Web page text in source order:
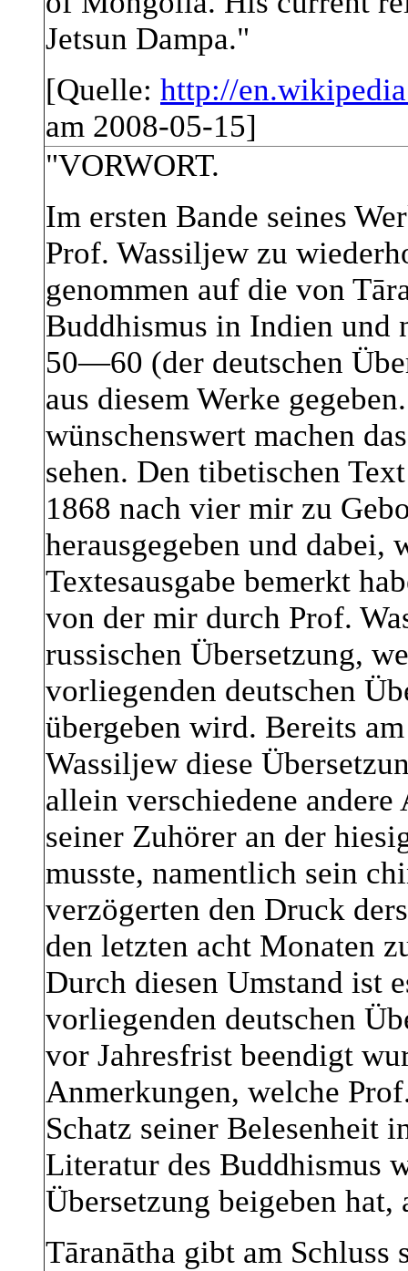
Jetsun Dampa."
[Quelle: http://
am 2008-05-15]
"VORWORT.
Im ersten Bande seines
Prof. Wassiljew zu
genommen auf die von
Buddhismus in Indien und
50—60 (der deutschen
aus diesem Werke
wünschenswert machen
sehen. Den tibetischen
1868 nach vier mir zu
herausgegeben und dabei,
Textesausgabe bemerkt
von der mir durch Prof.
russischen Übersetzung,
vorliegenden deutschen
übergeben wird. Bereits
Wassiljew diese
allein verschiedene
seiner Zuhörer an der
musste, namentlich sein
verzögerten den Druck
den letzten acht Monaten
Durch diesen Umstand ist
vorliegenden deutschen
vor Jahresfrist beendigt
Anmerkungen, welche
Schatz seiner Belesenheit
Literatur des Buddhismus
Übersetzung beigeben
Tāranātha gibt am Schluss